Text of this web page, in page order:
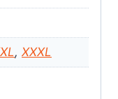
, XXXL